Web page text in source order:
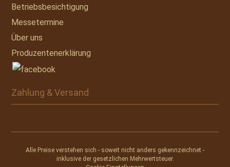
Betriebsbesichtigung
Messetermine
Über uns
Produzentenerklärung
Zahlung & Versand
Alle Preise verstehen sich - soweit nicht anders gekennzeichnet -
inklusive der gesetzlichen Mehrwertsteuer.